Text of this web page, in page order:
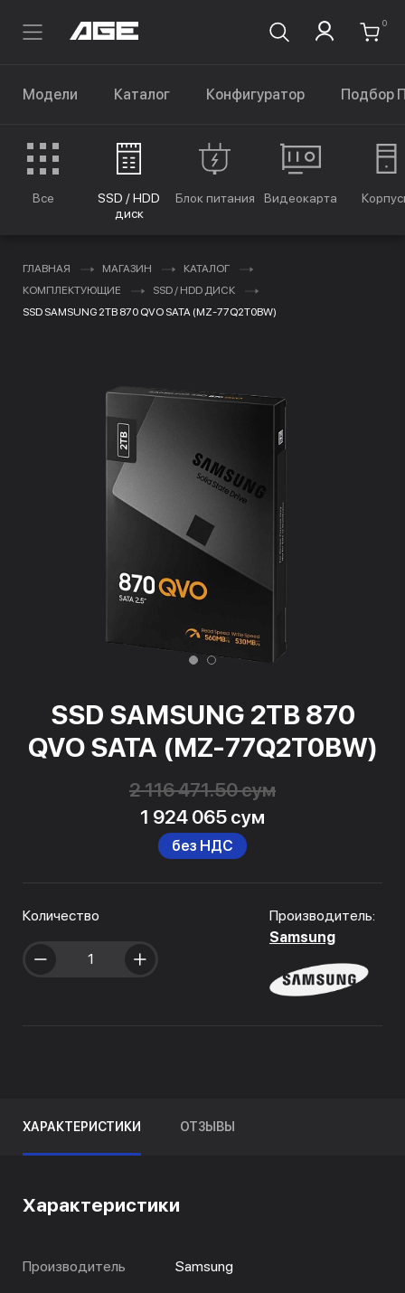
0
Модели Каталог Конфигуратор Подбор
Все
SSD / HDD
диск
Блок питания Видеокарта
ГЛАВНАЯ МАГАЗИН
КАТАЛОГ
КОМПЛЕКТУЮЩИЕ
SSD / HDD ДИСК
SSD SAMSUNG 2TB 870 QVO SATA (MZ-77Q2T0BW)
SSD SAMSUNG 2TB 870
QVO SATA (MZ-77Q2T0BW)
2 116 471.50 сум
1 924 065 сум
без НДС
Количество
Производитель:
Samsung
ХАРАКТЕРИСТИКИ ОТЗЫВЫ
Характеристики
Производитель Samsung